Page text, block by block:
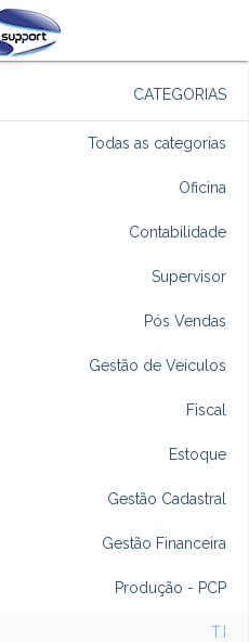
CATEGORIAS
Todas as categorias
Oficina
Contabilidade
Supervisor
Pós Vendas
Gestão de Veículos
Fiscal
Estoque
Gestão Cadastral
Gestão Financeira
Produção - PCP
T.I